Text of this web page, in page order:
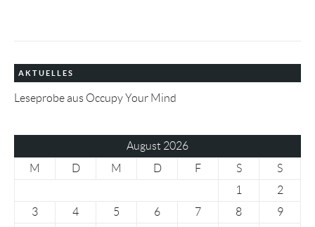
AKTUELLES
Leseprobe aus Occupy Your Mind
August 2026
M
D M D F S S
1
2
3
4 5 6 7 8
9